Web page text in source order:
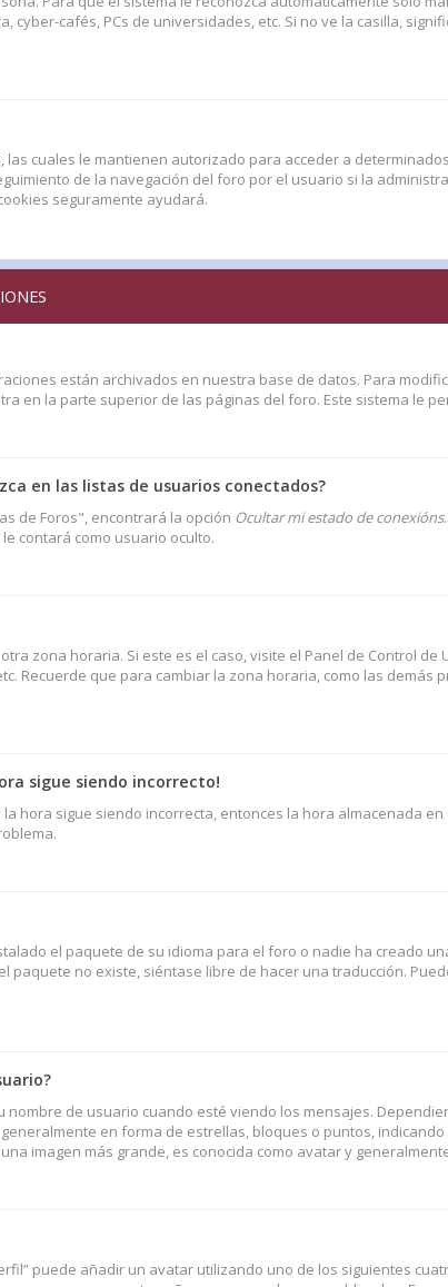
cyber-cafés, PCs de universidades, etc. Si no ve la casilla,
cuales le mantienen autorizado para acceder a
de la navegación del foro por el usuario si la
seguramente ayudará.
están archivados en nuestra base de datos. Para
en la parte superior de las páginas del foro. Este sistema le
en las listas de usuarios conectados?
de Foros", encontrará la opción Ocultar mi estado de conexións
contará como usuario oculto.
zona horaria. Si este es el caso, visite el Panel de Control
Recuerde que para cambiar la zona horaria, como las
sigue siendo incorrecto!
hora sigue siendo incorrecta, entonces la hora almacenada
el paquete de su idioma para el foro o nadie ha creado
paquete no existe, siéntase libre de hacer una traducción.
de usuario cuando esté viendo los mensajes.
en forma de estrellas, bloques o puntos,
imagen más grande, es conocida como avatar y
puede añadir un avatar utilizando uno de los siguientes